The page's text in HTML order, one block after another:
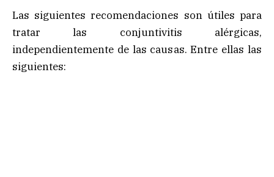
Las siguientes recomendaciones son útiles para
tratar las conjuntivitis alérgicas,
independientemente de las causas. Entre ellas las
siguientes: